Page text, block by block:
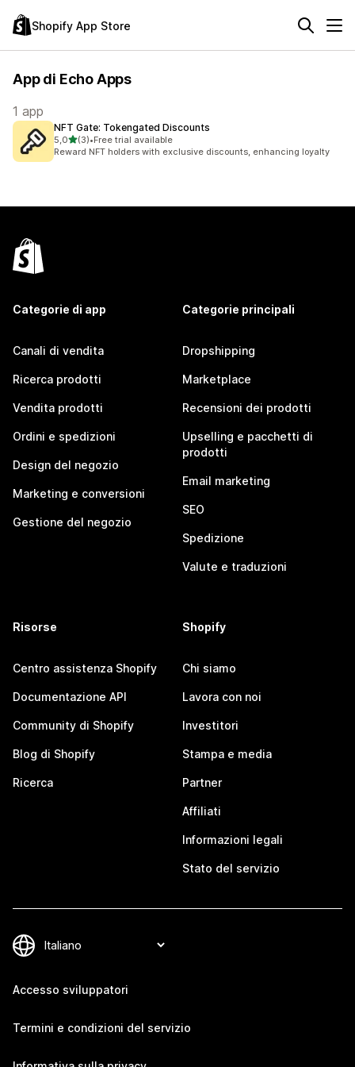
Shopify App Store
App di Echo Apps
1 app
NFT Gate: Tokengated Discounts
5,0stelle su 5
(3)
3 recensioni totali
•Free trial available
Reward NFT holders with exclusive discounts, enhancing loyalty
Categorie di app
Canali di vendita
Ricerca prodotti
Vendita prodotti
Ordini e spedizioni
Design del negozio
Marketing e conversioni
Gestione del negozio
Categorie principali
Dropshipping
Marketplace
Recensioni dei prodotti
Upselling e pacchetti di
prodotti
Email marketing
SEO
Spedizione
Valute e traduzioni
Risorse
Centro assistenza Shopify
Documentazione API
Community di Shopify
Blog di Shopify
Ricerca
Shopify
Chi siamo
Lavora con noi
Investitori
Stampa e media
Partner
Affiliati
Informazioni legali
Stato del servizio
Accesso sviluppatori
Termini e condizioni del servizio